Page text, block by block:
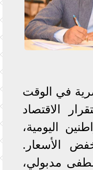
في الوقت
الاقتصاد
اليومية،
الأسعار.
مدبولي،